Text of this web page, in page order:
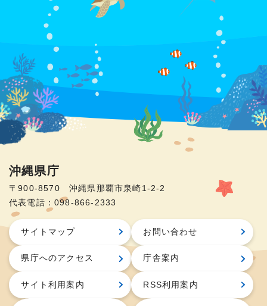
沖縄県庁
〒900-8570 沖縄県那覇市泉崎1-2-2
代表電話：098-866-2333
サイトマップ お問い合わせ
県庁へのアクセス 庁舎案内
サイト利用案内 RSS利用案内